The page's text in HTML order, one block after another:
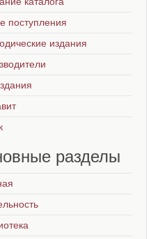
поступления
издания
разделы